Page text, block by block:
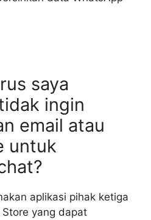
saya
ingin
email atau
untuk
aplikasi pihak ketiga
yang dapat